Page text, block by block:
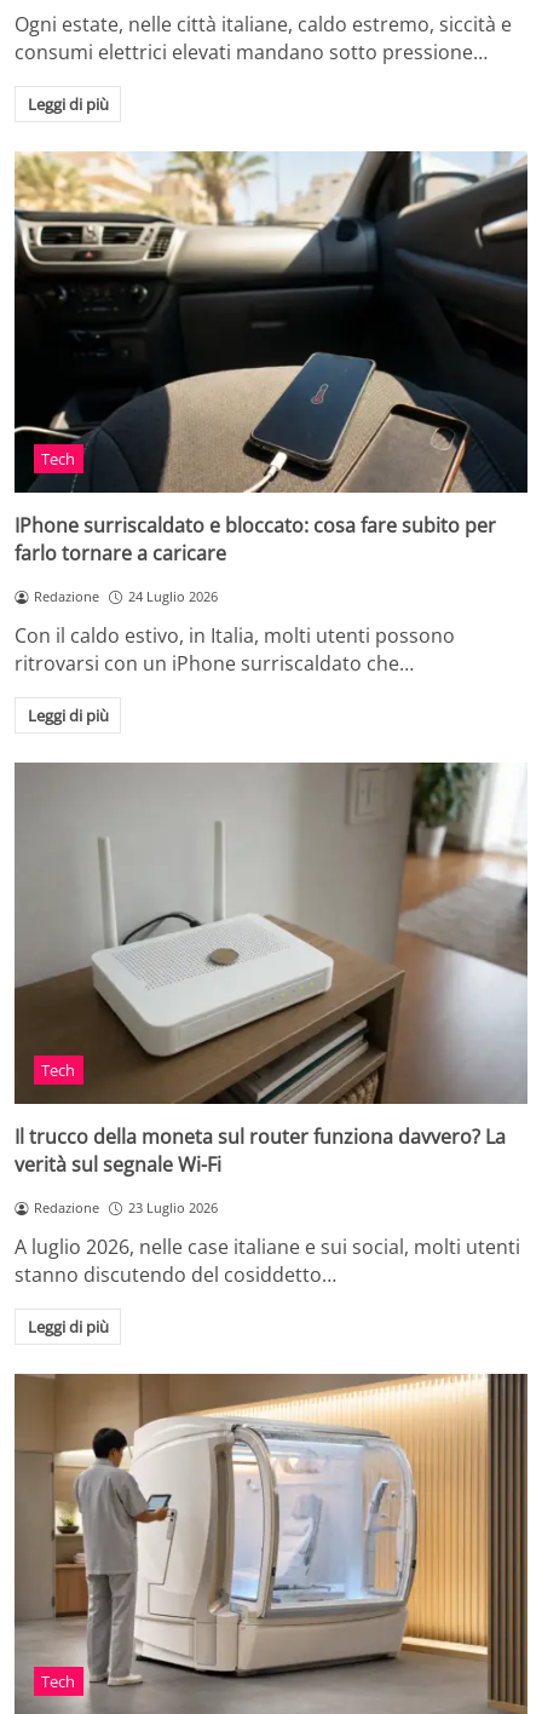
Ogni estate, nelle città italiane, caldo estremo, siccità e
consumi elettrici elevati mandano sotto pressione…
Leggi di più
Tech
IPhone surriscaldato e bloccato: cosa fare subito per
farlo tornare a caricare
Redazione 24 Luglio 2026
Con il caldo estivo, in Italia, molti utenti possono
ritrovarsi con un iPhone surriscaldato che…
Leggi di più
Tech
Il trucco della moneta sul router funziona davvero? La
verità sul segnale Wi-Fi
Redazione 23 Luglio 2026
A luglio 2026, nelle case italiane e sui social, molti utenti
stanno discutendo del cosiddetto…
Leggi di più
Tech